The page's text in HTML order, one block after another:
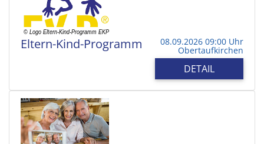
Eltern-Kind-Programm 08.09.2026 09:00 Uhr
Obertaufkirchen
DETAIL